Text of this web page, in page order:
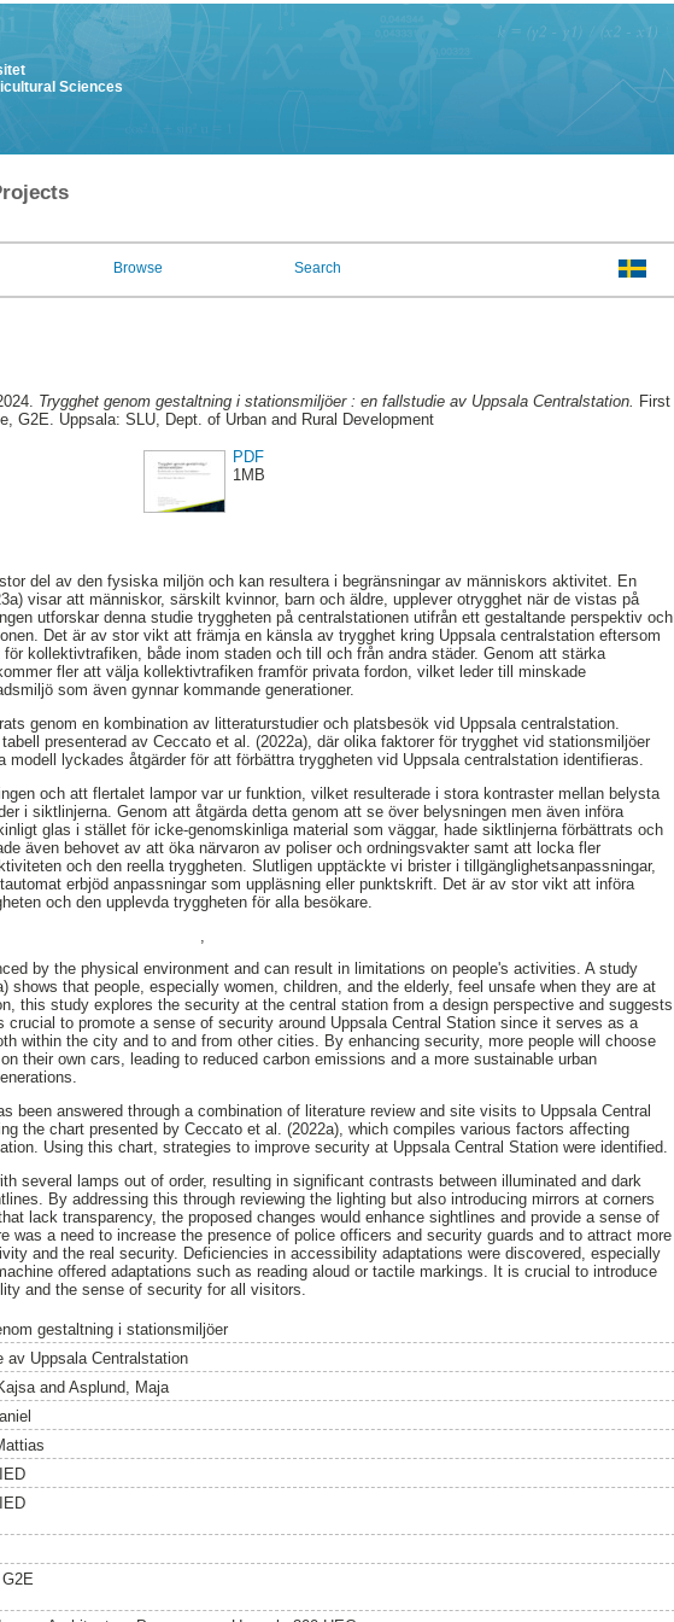
Sciences
Browse Search
Trygghet genom gestaltning i stationsmiljöer : en fallstudie av Uppsala Centralstation. First
G2E. Uppsala: SLU, Dept. of Urban and Rural Development
PDF
1MB
del av den fysiska miljön och kan resultera i begränsningar av människors aktivitet. En
visar att människor, särskilt kvinnor, barn och äldre, upplever otrygghet när de vistas på
utforskar denna studie tryggheten på centralstationen utifrån ett gestaltande perspektiv och
Det är av stor vikt att främja en känsla av trygghet kring Uppsala centralstation eftersom
kollektivtrafiken, både inom staden och till och från andra städer. Genom att stärka
fler att välja kollektivtrafiken framför privata fordon, vilket leder till minskade
som även gynnar kommande generationer.
genom en kombination av litteraturstudier och platsbesök vid Uppsala centralstation.
presenterad av Ceccato et al. (2022a), där olika faktorer för trygghet vid stationsmiljöer
modell lyckades åtgärder för att förbättra tryggheten vid Uppsala centralstation identifieras.
och att flertalet lampor var ur funktion, vilket resulterade i stora kontraster mellan belysta
i siktlinjerna. Genom att åtgärda detta genom att se över belysningen men även införa
glas i stället för icke-genomskinliga material som väggar, hade siktlinjerna förbättrats och
även behovet av att öka närvaron av poliser och ordningsvakter samt att locka fler
och den reella tryggheten. Slutligen upptäckte vi brister i tillgänglighetsanpassningar,
erbjöd anpassningar som uppläsning eller punktskrift. Det är av stor vikt att införa
och den upplevda tryggheten för alla besökare.
by the physical environment and can result in limitations on people's activities. A study
shows that people, especially women, children, and the elderly, feel unsafe when they are at
this study explores the security at the central station from a design perspective and suggests
to promote a sense of security around Uppsala Central Station since it serves as a
within the city and to and from other cities. By enhancing security, more people will choose
their own cars, leading to reduced carbon emissions and a more sustainable urban
been answered through a combination of literature review and site visits to Uppsala Central
the chart presented by Ceccato et al. (2022a), which compiles various factors affecting
Using this chart, strategies to improve security at Uppsala Central Station were identified.
several lamps out of order, resulting in significant contrasts between illuminated and dark
By addressing this through reviewing the lighting but also introducing mirrors at corners
lack transparency, the proposed changes would enhance sightlines and provide a sense of
was a need to increase the presence of police officers and security guards and to attract more
and the real security. Deficiencies in accessibility adaptations were discovered, especially
offered adaptations such as reading aloud or tactile markings. It is crucial to introduce
and the sense of security for all visitors.
gestaltning i stationsmiljöer
av Uppsala Centralstation
and Asplund, Maja